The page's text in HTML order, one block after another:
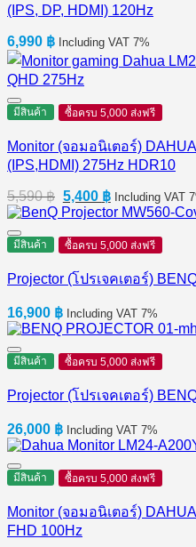
(IPS, DP, HDMI) 120Hz
6,990 ฿ Including VAT 7%
มีสินค้า ซื้อครบ 5,000 ส่งฟรี
Monitor (จอมอนิเตอร์)
(IPS,HDMI) 275Hz HDR10
5,590฿ Original
price
5,590 ฿.
5,400 ฿Current
price
5,400 ฿.
Including VAT
มีสินค้า ซื้อครบ 5,000 ส่งฟรี
Projector (โปรเจคเตอร์)
16,900 ฿ Including VAT 7%
มีสินค้า ซื้อครบ 5,000 ส่งฟรี
Projector (โปรเจคเตอร์)
26,000 ฿ Including VAT 7%
มีสินค้า ซื้อครบ 5,000 ส่งฟรี
Monitor (จอมอนิเตอร์)
FHD 100Hz